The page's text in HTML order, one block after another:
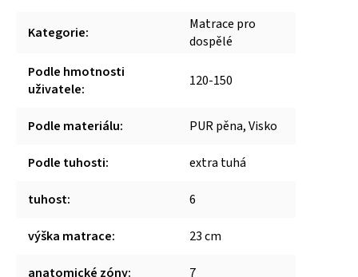
Kategorie:
Matrace pro
dospělé
Podle hmotnosti
uživatele: 120-150
Podle materiálu: PUR pěna, Visko
Podle tuhosti: extra tuhá
tuhost: 6
výška matrace: 23 cm
anatomické zóny: 7